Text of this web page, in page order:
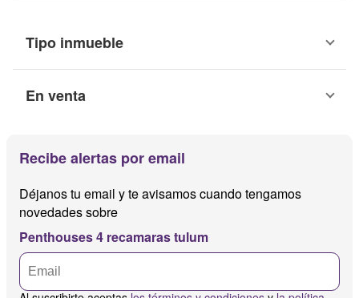
Tipo inmueble
En venta
Recibe alertas por email
Déjanos tu email y te avisamos cuando tengamos
novedades sobre
Penthouses 4 recamaras tulum